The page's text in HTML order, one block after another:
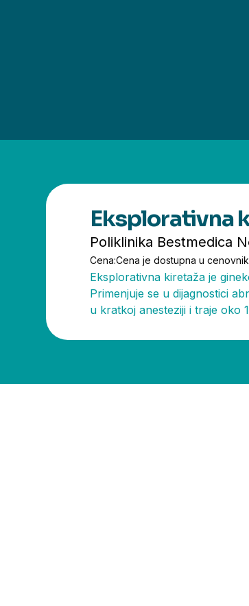
Eksplorativna
Poliklinika Bestmedica
Cena:Cena je dostupna u
Eksplorativna kiretaža je
Primenjuje se u dijagnostici
u kratkoj anesteziji i traje oko